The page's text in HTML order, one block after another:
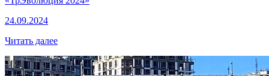
24.09.2024
Читать далее